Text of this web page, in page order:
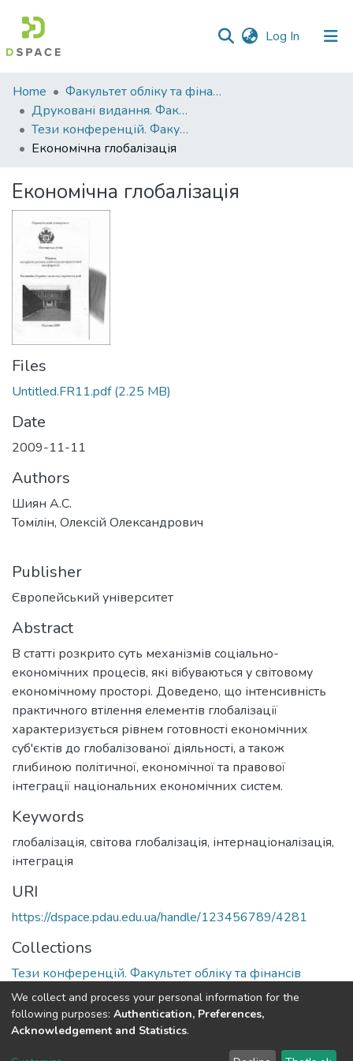
Log In (current)
Communities
&
Collections
Statistics
Home
Факультет обліку та фінансів
Друковані видання. Факультет обліку та фінансів
Тези конференцій. Факультет обліку та фінансів
Економічна глобалізація
Економічна глобалізація
Files
Untitled.FR11.pdf(2.25 MB)
Date
2009-11-11
Authors
Шиян А.С.
Томілін, Олексій Олександрович
Publisher
Європейський університет
Abstract
В статті розкрито суть механізмів соціально-
економічних процесів, які вібуваються у світовому
економічному просторі. Доведено, що інтенсивність
практичного втілення елементів глобалізації
характеризується рівнем готовності економічних
суб'єктів до глобалізованої діяльності, а також
глибиною політичної, економічної та правової
інтеграції національних економічних систем.
Keywords
глобалізація, світова глобалізація, інтернаціоналізація,
інтеграція
URI
https://dspace.pdau.edu.ua/handle/123456789/4281
Collections
Тези конференцій. Факультет обліку та фінансів
Full item page
DSpace software copyright © 2002-2026 LYRASIS
We collect and process your personal information for the
following purposes: Authentication, Preferences,
Acknowledgement and Statistics.